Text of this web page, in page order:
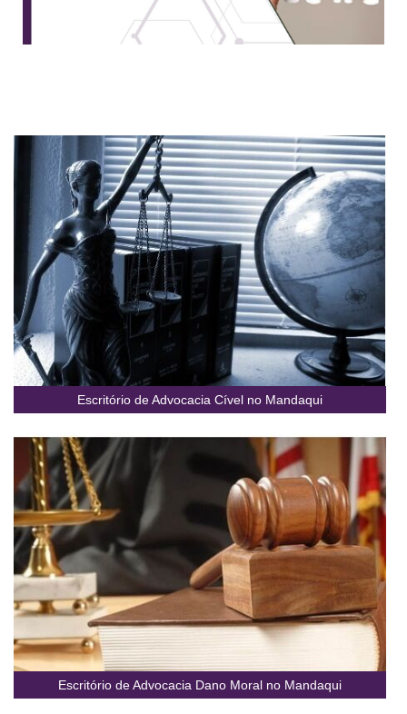
Escritório de Advocacia Cível no Mandaqui
Escritório de Advocacia Dano Moral no Mandaqui